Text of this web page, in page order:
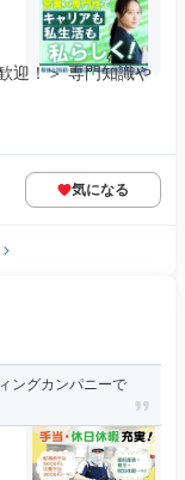
迎！＞ 専門知識や
気になる
ングカンパニーで